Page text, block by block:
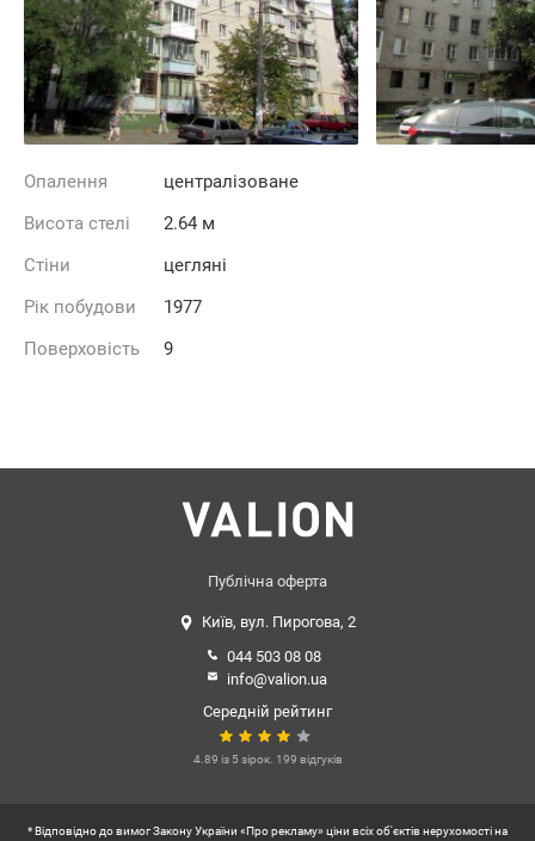
Опалення
централізоване
Висота стелі
2.64 м
Стіни
цегляні
Рік побудови
1977
Поверховість
9
Публічна оферта
Київ, вул. Пирогова, 2
044 503 08 08
info@valion.ua
Середній рейтинг
4.89 із 5 зірок. 199 відгуків
* Відповідно до вимог Закону України «Про рекламу» ціни всіх об'єктів нерухомості на